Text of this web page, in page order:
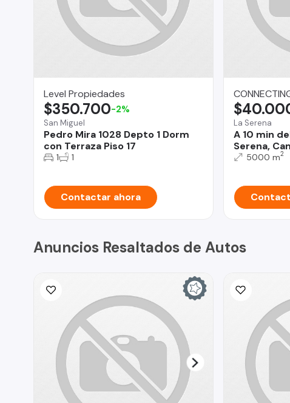
Level Propiedades
San Miguel
Pedro Mira 1028 Depto 1 Dorm
con Terraza Piso 17
$350.700-2%
1 1
Contactar ahora
La Serena
A 10 min
Serena,
5000 m2
Anuncios Resaltados de Autos